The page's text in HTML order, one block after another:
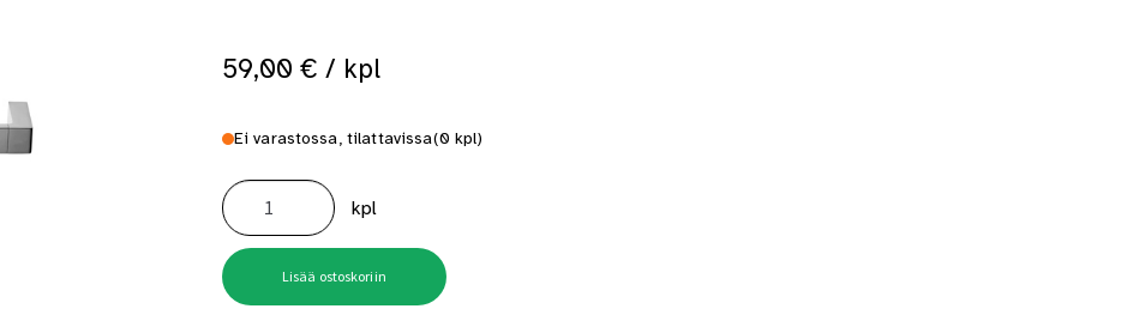
59,00 € / kpl
Ei varastossa, tilattavissa(0 kpl)
PYYHETANKO
G1
350MM
GUSTAVSBERG
määrä
kpl
Lisää ostoskoriin